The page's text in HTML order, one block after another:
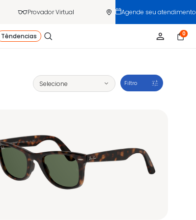
Provador Virtual Agende seu atendimento
Têndencias 0
Filtro